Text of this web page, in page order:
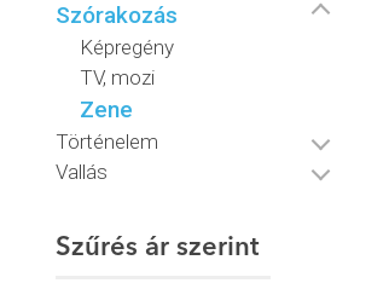
Szórakozás
Képregény
TV, mozi
Zene
Történelem
Vallás
Szűrés ár szerint